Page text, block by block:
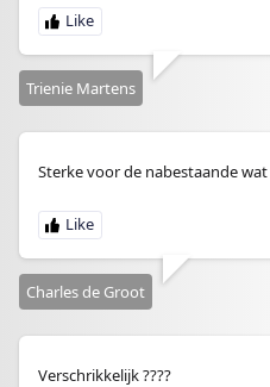
Trienie Martens
Sterke voor de nabestaande
Charles de Groot
Verschrikkelijk ????